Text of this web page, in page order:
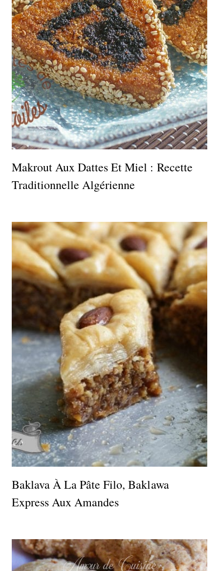
Makrout Aux Dattes Et Miel : Recette
Traditionnelle Algérienne
Baklava À La Pâte Filo, Baklawa
Express Aux Amandes